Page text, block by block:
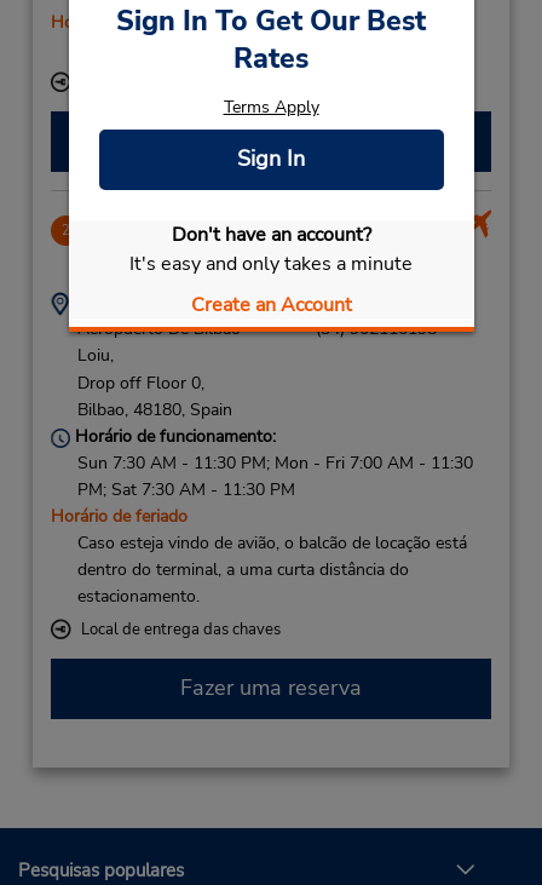
Sign In To Get Our Best
Rates
Terms Apply
Sign In
Don't have an account?
It's easy and only takes a minute
Create an Account
Horário de feriado
Serviço de retirada gratuito disponível
2 Bilbao Airport
9.17 milhas de distância
Endereço:
Aeropuerto De Bilbao -
Loiu,
Drop off Floor 0,
Bilbao, 48180, Spain
Telefone:
(34) 902110198
Horário de funcionamento:
Sun 7:30 AM - 11:30 PM; Mon - Fri 7:00 AM - 11:30
PM; Sat 7:30 AM - 11:30 PM
Horário de feriado
Caso esteja vindo de avião, o balcão de locação está
dentro do terminal, a uma curta distância do
estacionamento.
Local de entrega das chaves
Fazer uma reserva
Pesquisas populares